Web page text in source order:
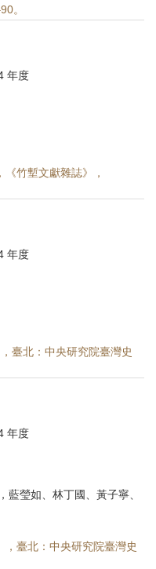
。
年度
《竹塹文獻雜誌》，
年度
臺北：中央研究院臺灣史
年度
藍瑩如、林丁國、黃子寧、
，臺北：中央研究院臺灣史